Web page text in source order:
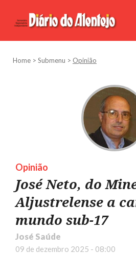
Home > Submenu > Opinião
Opinião
José Neto, do
Aljustrelense a
mundo sub-17
José Saúde
09 de dezembro 2025 - 08:00